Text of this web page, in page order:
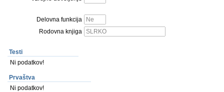
Delovna funkcija
Rodovna knjiga
Testi
Ni podatkov!
Prvaštva
Ni podatkov!